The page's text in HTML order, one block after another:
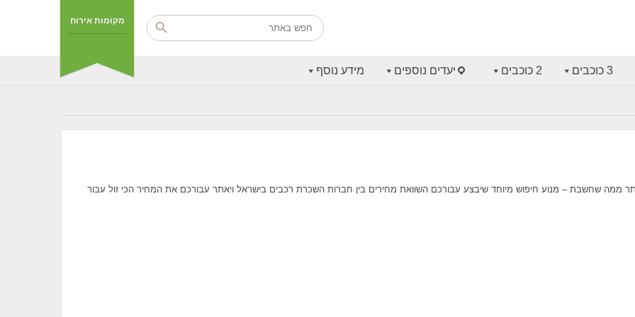
מקומות אירוח
3 כוכבים 2 כוכבים יעדים נוספים מידע נוסף
ממה שחשבת – מנוע חיפוש מיוחד שיבצע עבורכם השוואת מחירים בין חברות השכרת רכבים בישראל ויאתר עבורכם את המחיר הכי זול עבור